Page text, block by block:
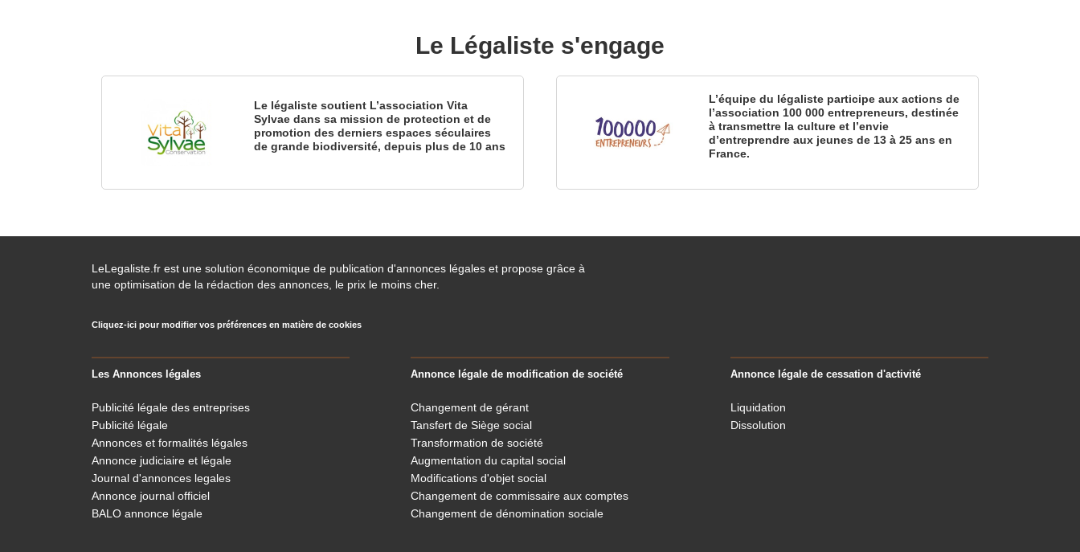
Le Légaliste s'engage
Le légaliste soutient L’association Vita
Sylvae dans sa mission de protection et de
promotion des derniers espaces séculaires
de grande biodiversité, depuis plus de 10 ans
L’équipe du légaliste participe aux actions de
l’association 100 000 entrepreneurs, destinée
à transmettre la culture et l’envie
d’entreprendre aux jeunes de 13 à 25 ans en
France.
LeLegaliste.fr est une solution économique de publication d'annonces légales et propose grâce à
une optimisation de la rédaction des annonces, le prix le moins cher.
Cliquez-ici pour modifier vos préférences en matière de cookies
Les Annonces légales
Publicité légale des entreprises
Publicité légale
Annonces et formalités légales
Annonce judiciaire et légale
Journal d'annonces legales
Annonce journal officiel
BALO annonce légale
Annonce légale de modification de société
Changement de gérant
Tansfert de Siège social
Transformation de société
Augmentation du capital social
Modifications d'objet social
Changement de commissaire aux comptes
Changement de dénomination sociale
Annonce légale de cessation d'activité
Liquidation
Dissolution